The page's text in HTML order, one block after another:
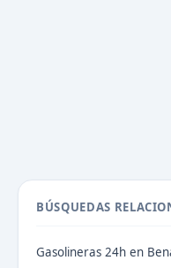
BÚSQUEDAS
Gasolineras 24h en